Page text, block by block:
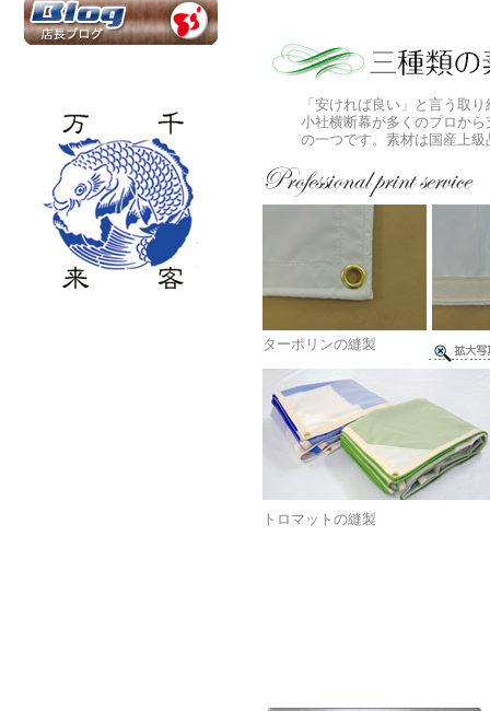
「安ければ良い」と言う取
小社横断幕が多くのプロか
の一つです。素材は国産上
ターポリンの縫製
トロマットの縫製